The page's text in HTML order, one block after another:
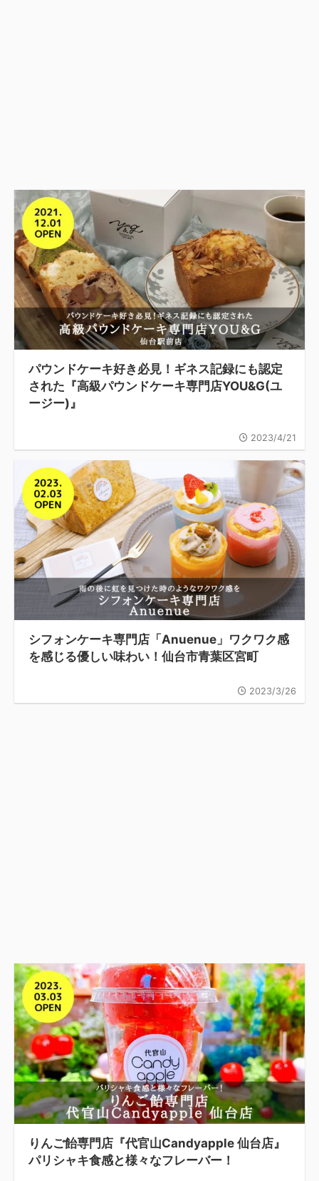
パウンドケーキ好き必見！ギネス記録にも認定
された『高級パウンドケーキ専門店YOU&G(ユ
ージー)』
2023/4/21
シフォンケーキ専門店「Anuenue」ワクワク感
を感じる優しい味わい！仙台市青葉区宮町
2023/3/26
りんご飴専門店『代官山Candyapple 仙台店』
パリシャキ食感と様々なフレーバー！